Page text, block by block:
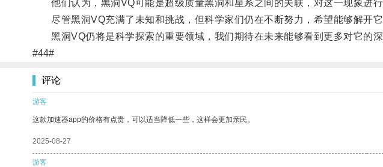
他们认为，黑洞VQ可能是超级质量黑洞和星系之间的关联，对这一现象进行
尽管黑洞VQ充满了未知和挑战，但科学家们仍在不断努力，希望能够解开它
黑洞VQ仍将是科学探索的重要领域，我们期待在未来能够看到更多对它的深
#44#
评论
游客
这款加速器app的价格有点贵，可以适当降低一些，这样会更加亲民。
2025-08-27
游客